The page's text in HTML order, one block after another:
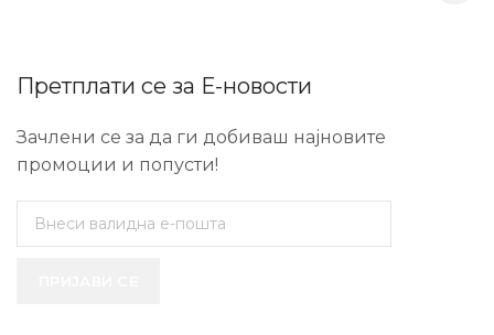
Претплати се за Е-новости
Зачлени се за да ги добиваш најновите
промоции и попусти!